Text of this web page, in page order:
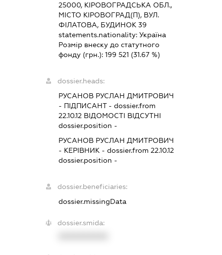
25000, КІРОВОГРАДСЬКА ОБЛ.,
МІСТО КІРОВОГРАД(П), ВУЛ.
ФІЛАТОВА, БУДИНОК 39
statements.nationality: Україна
Розмір внеску до статутного
фонду (грн.): 199 521 (31.67 %)
dossier.heads:
РУСАНОВ РУСЛАН ДМИТРОВИЧ
- ПІДПИСАНТ- dossier.from
22.10.12 ВІДОМОСТІ ВІДСУТНІ
dossier.position -
РУСАНОВ РУСЛАН ДМИТРОВИЧ
- КЕРІВНИК - dossier.from 22.10.12
dossier.position -
dossier.beneficiaries:
dossier.missingData
dossier.smida: